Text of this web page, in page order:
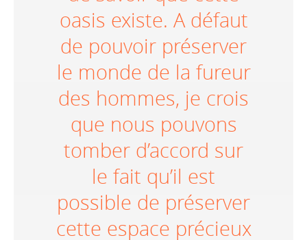
oasis existe. A défaut
de pouvoir préserver
le monde de la fureur
des hommes, je crois
que nous pouvons
tomber d’accord sur
le fait qu’il est
possible de préserver
cette espace précieux